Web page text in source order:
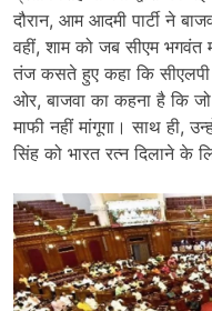
दौरान, आम आदमी पार्टी ने
वहीं, शाम को जब सीएम भगवंत
तंज कसते हुए कहा कि
ओर, बाजवा का कहना है कि
माफी नहीं मांगूगा। साथ ही,
सिंह को भारत रत्न दिलाने के